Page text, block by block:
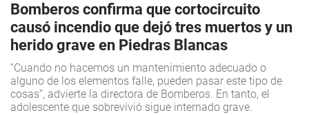
Bomberos confirma que cortocircuito
causó incendio que dejó tres muertos y un
herido grave en Piedras Blancas
“Cuando no hacemos un mantenimiento adecuado o
alguno de los elementos falle, pueden pasar este tipo de
cosas”, advierte la directora de Bomberos. En tanto, el
adolescente que sobrevivió sigue internado grave.